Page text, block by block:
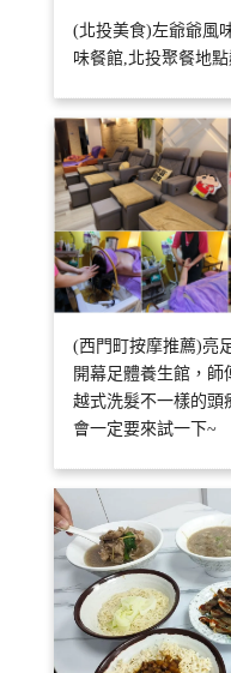
(北投美食)左爺爺風
味餐館,北投聚餐地
(西門町按摩推薦)亮
開幕足體養生館，
越式洗髮不一樣的頭
會一定要來試一下~